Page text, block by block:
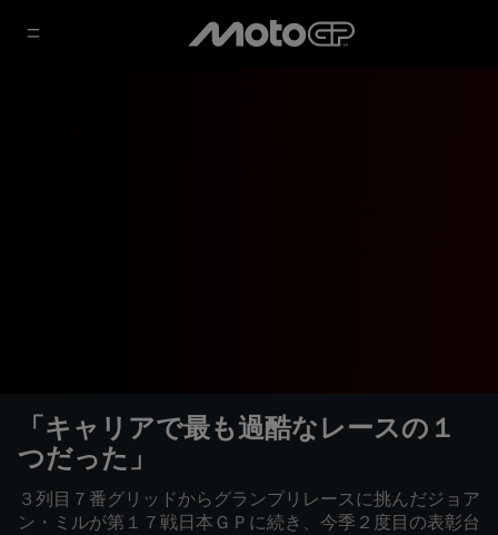
「キャリアで最も過酷なレースの１
つだった」
３列目７番グリッドからグランプリレースに挑んだジョア
ン・ミルが第１７戦日本ＧＰに続き、今季２度目の表彰台